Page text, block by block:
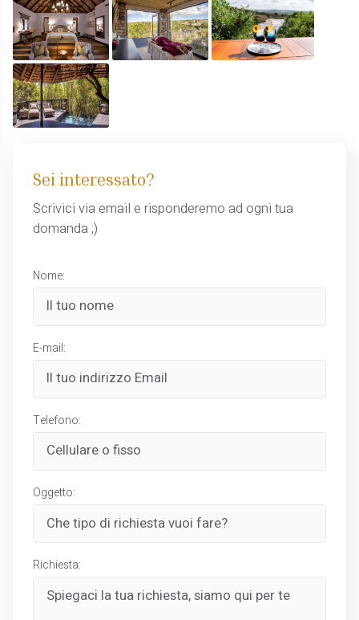
Sei interessato?
Scrivici via email e risponderemo ad ogni tua
domanda ;)
Nome:
E-mail:
Telefono:
Oggetto:
Richiesta: